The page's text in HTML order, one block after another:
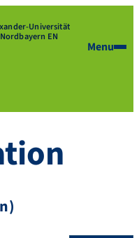
Universität
EN
Menu